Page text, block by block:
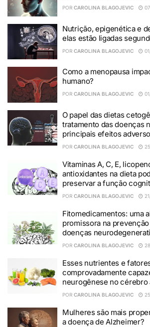
POR CAROLINA BLAGOJEVIC
Nutrição, epigenética e
elas estão ligadas
POR CAROLINA BLAGOJEVIC
Como a menopausa
humano?
POR CAROLINA BLAGOJEVIC
O papel das dietas
tratamento das doenças
principais efeitos
POR CAROLINA BLAGOJEVIC
Vitaminas A, C, E,
antioxidantes na dieta
preservar a função
POR CAROLINA BLAGOJEVIC
Fitomedicamentos: uma
promissora na
doenças
POR CAROLINA BLAGOJEVIC
Esses nutrientes e
comprovadamente
neurogênese no cérebro
POR CAROLINA BLAGOJEVIC
Mulheres são mais
a doença de Alzheimer?